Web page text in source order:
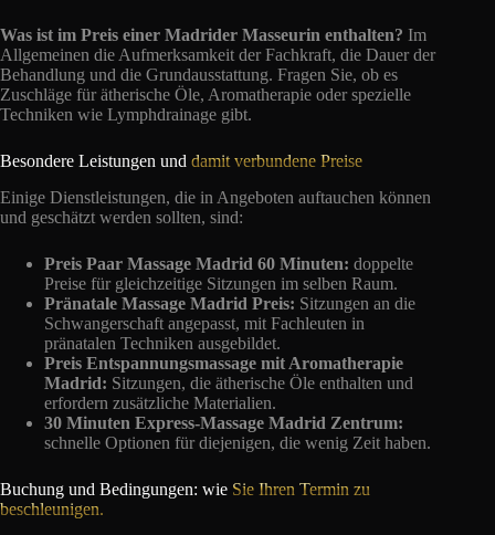
Was ist im Preis einer Madrider Masseurin enthalten? Im
Allgemeinen die Aufmerksamkeit der Fachkraft, die Dauer der
Behandlung und die Grundausstattung. Fragen Sie, ob es
Zuschläge für ätherische Öle, Aromatherapie oder spezielle
Techniken wie Lymphdrainage gibt.
Besondere Leistungen und damit verbundene Preise
Einige Dienstleistungen, die in Angeboten auftauchen können
und geschätzt werden sollten, sind:
Preis Paar Massage Madrid 60 Minuten: doppelte
Preise für gleichzeitige Sitzungen im selben Raum.
Pränatale Massage Madrid Preis: Sitzungen an die
Schwangerschaft angepasst, mit Fachleuten in
pränatalen Techniken ausgebildet.
Preis Entspannungsmassage mit Aromatherapie
Madrid: Sitzungen, die ätherische Öle enthalten und
erfordern zusätzliche Materialien.
30 Minuten Express-Massage Madrid Zentrum:
schnelle Optionen für diejenigen, die wenig Zeit haben.
Buchung und Bedingungen: wie Sie Ihren Termin zu
beschleunigen.